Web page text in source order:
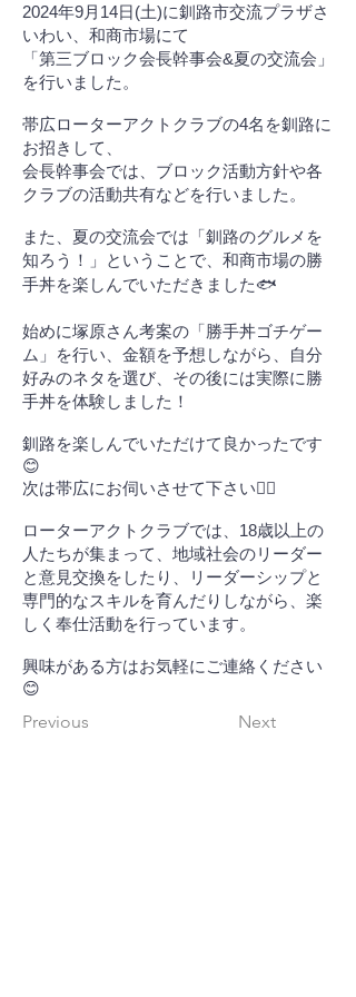
2024年9月14日(土)に釧路市交流プラザさ
いわい、和商市場にて
「第三ブロック会長幹事会&夏の交流会」
を行いました。
帯広ローターアクトクラブの4名を釧路に
お招きして、
会長幹事会では、ブロック活動方針や各
クラブの活動共有などを行いました。
また、夏の交流会では「釧路のグルメを
知ろう！」ということで、和商市場の勝
手丼を楽しんでいただきました🐟
始めに塚原さん考案の「勝手丼ゴチゲー
ム」を行い、金額を予想しながら、自分
好みのネタを選び、その後には実際に勝
手丼を体験しました！
釧路を楽しんでいただけて良かったです
😊
次は帯広にお伺いさせて下さい🙇‍♂️
ローターアクトクラブでは、18歳以上の
人たちが集まって、地域社会のリーダー
と意見交換をしたり、リーダーシップと
専門的なスキルを育んだりしながら、楽
しく奉仕活動を行っています。
興味がある方はお気軽にご連絡ください
😊
Previous Next